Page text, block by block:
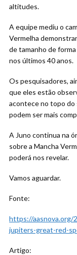
altitudes.
A equipe mediu o
Vermelha
de tamanho de
nos últimos 40 anos.
Os pesquisadores,
que eles estão
acontece no topo do
podem ser mais
A Juno continua na
sobre a Mancha
poderá nos revelar.
Vamos aguardar.
Fonte:
https://aasnova.org/
jupiters-great-red-
Artigo: